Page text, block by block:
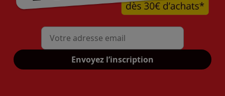
Mon adresse mail
Envoyez l’inscription